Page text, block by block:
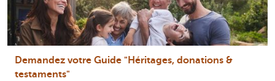
Demandez votre Guide "Héritages, donations &
testaments"